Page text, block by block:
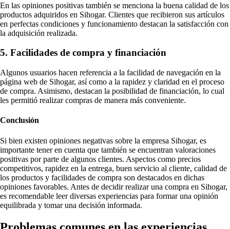
En las opiniones positivas también se menciona la buena calidad de los
productos adquiridos en Sihogar. Clientes que recibieron sus artículos
en perfectas condiciones y funcionamiento destacan la satisfacción con
la adquisición realizada.
5. Facilidades de compra y financiación
Algunos usuarios hacen referencia a la facilidad de navegación en la
página web de Sihogar, así como a la rapidez y claridad en el proceso
de compra. Asimismo, destacan la posibilidad de financiación, lo cual
les permitió realizar compras de manera más conveniente.
Conclusión
Si bien existen opiniones negativas sobre la empresa Sihogar, es
importante tener en cuenta que también se encuentran valoraciones
positivas por parte de algunos clientes. Aspectos como precios
competitivos, rapidez en la entrega, buen servicio al cliente, calidad de
los productos y facilidades de compra son destacados en dichas
opiniones favorables. Antes de decidir realizar una compra en Sihogar,
es recomendable leer diversas experiencias para formar una opinión
equilibrada y tomar una decisión informada.